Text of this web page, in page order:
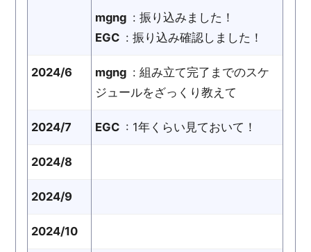
mgng : 振り込みました！
EGC : 振り込み確認しました！
2024/6 mgng : 組み立て完了までのスケ
ジュールをざっくり教えて
2024/7 EGC : 1年くらい見ておいて！
2024/8
2024/9
2024/10